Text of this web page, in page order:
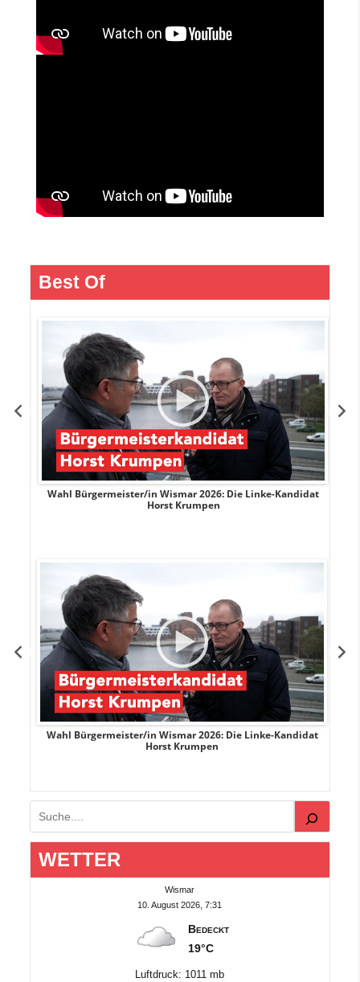
Best Of
Wahl Bürgermeister/in Wismar 2026: Die Linke-Kandidat
Horst Krumpen
Wahl Bürgermeister/in Wismar 2026: Die Linke-Kandidat
Horst Krumpen
Suchen
WETTER
Wismar
10. August 2026, 7:31
Bedeckt
19°C
Luftdruck: 1011 mb